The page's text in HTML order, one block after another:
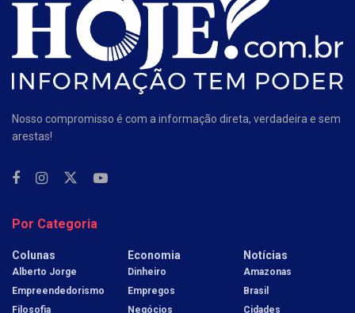
Nosso compromisso é com a informação direta, verdadeira e sem
arestas!
Por Categoria
Colunas
Alberto Jorge
Empreendedorismo
Filosofia
Economia
Dinheiro
Empregos
Negócios
Notícias
Amazonas
Brasil
Cidades